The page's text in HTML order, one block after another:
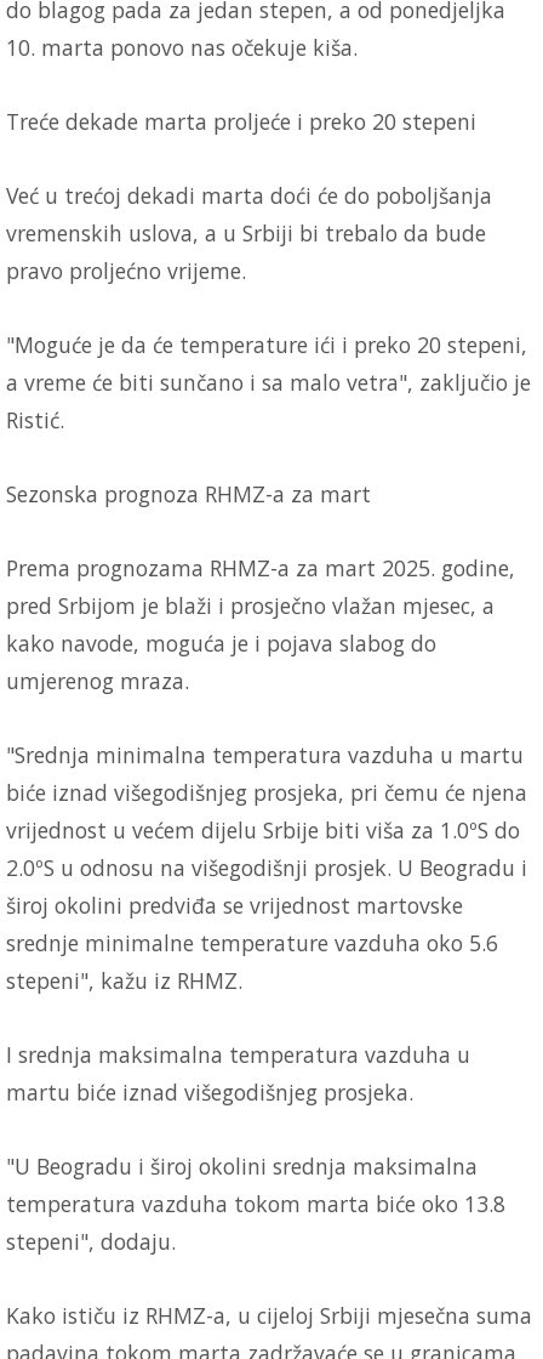
do blagog pada za jedan stepen, a od ponedjeljka
10. marta ponovo nas očekuje kiša.
Treće dekade marta proljeće i preko 20 stepeni
Već u trećoj dekadi marta doći će do poboljšanja
vremenskih uslova, a u Srbiji bi trebalo da bude
pravo proljećno vrijeme.
"Moguće je da će temperature ići i preko 20 stepeni,
a vreme će biti sunčano i sa malo vetra", zaključio je
Ristić.
Sezonska prognoza RHMZ-a za mart
Prema prognozama RHMZ-a za mart 2025. godine,
pred Srbijom je blaži i prosječno vlažan mjesec, a
kako navode, moguća je i pojava slabog do
umjerenog mraza.
"Srednja minimalna temperatura vazduha u martu
biće iznad višegodišnjeg prosjeka, pri čemu će njena
vrijednost u većem dijelu Srbije biti viša za 1.0ºS do
2.0ºS u odnosu na višegodišnji prosjek. U Beogradu i
široj okolini predviđa se vrijednost martovske
srednje minimalne temperature vazduha oko 5.6
stepeni", kažu iz RHMZ.
I srednja maksimalna temperatura vazduha u
martu biće iznad višegodišnjeg prosjeka.
"U Beogradu i široj okolini srednja maksimalna
temperatura vazduha tokom marta biće oko 13.8
stepeni", dodaju.
Kako ističu iz RHMZ-a, u cijeloj Srbiji mjesečna suma